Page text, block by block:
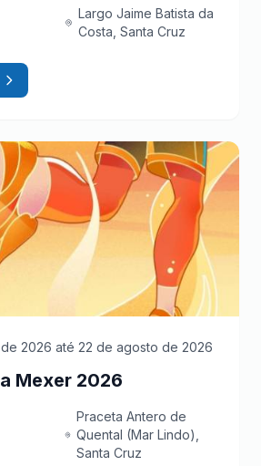
Largo Jaime Batista da
Costa, Santa Cruz
2026 até 22 de agosto de 2026
Mexer 2026
Praceta Antero de
Quental (Mar Lindo),
Santa Cruz